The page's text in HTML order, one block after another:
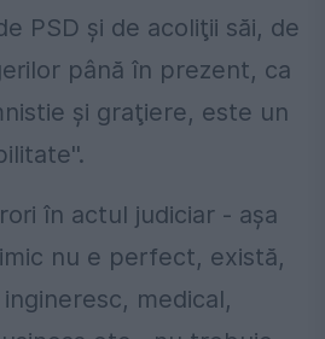
PSD şi de acoliţii săi, de
până în prezent, ca
şi graţiere, este un
în actul judiciar - așa
nu e perfect, există,
medical,